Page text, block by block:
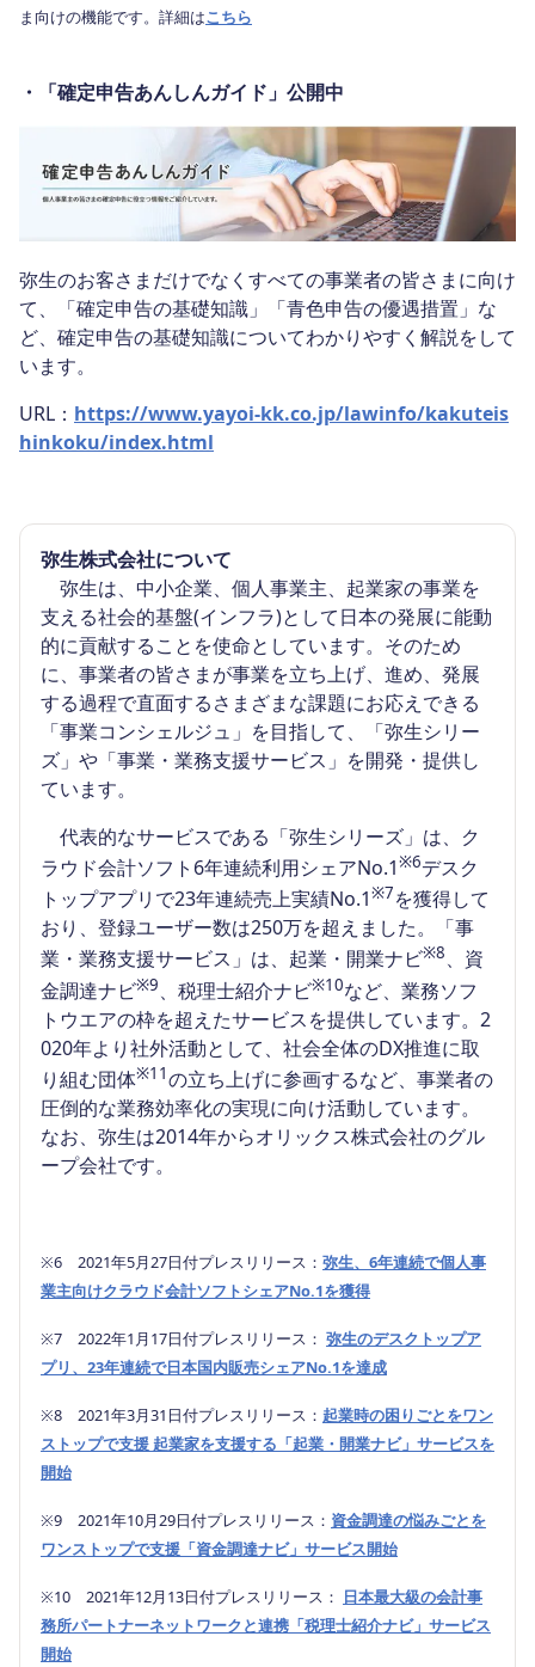
ま向けの機能です。詳細はこちら
・「確定申告あんしんガイド」公開中
弥生のお客さまだけでなくすべての事業者の皆さまに向け
て、「確定申告の基礎知識」「青色申告の優遇措置」な
ど、確定申告の基礎知識についてわかりやすく解説をして
います。
URL： https://www.yayoi-kk.co.jp/lawinfo/kakuteis
hinkoku/index.html
弥生株式会社について
弥生は、中小企業、個人事業主、起業家の事業を
支える社会的基盤(インフラ)として日本の発展に能動
的に貢献することを使命としています。そのため
に、事業者の皆さまが事業を立ち上げ、進め、発展
する過程で直面するさまざまな課題にお応えできる
「事業コンシェルジュ」を目指して、「弥生シリー
ズ」や「事業・業務支援サービス」を開発・提供し
ています。
代表的なサービスである「弥生シリーズ」は、ク
ラウド会計ソフト6年連続利用シェアNo.1※6デスク
トップアプリで23年連続売上実績No.1※7を獲得して
おり、登録ユーザー数は250万を超えました。「事
業・業務支援サービス」は、起業・開業ナビ※8、資
金調達ナビ※9、税理士紹介ナビ※10など、業務ソフ
トウエアの枠を超えたサービスを提供しています。2
020年より社外活動として、社会全体のDX推進に取
り組む団体※11の立ち上げに参画するなど、事業者の
圧倒的な業務効率化の実現に向け活動しています。
なお、弥生は2014年からオリックス株式会社のグル
ープ会社です。
※6 2021年5月27日付プレスリリース： 弥生、6年連続で個人事
業主向けクラウド会計ソフトシェアNo.1を獲得
※7 2022年1月17日付プレスリリース： 弥生のデスクトップア
プリ、23年連続で日本国内販売シェアNo.1を達成
※8 2021年3月31日付プレスリリース： 起業時の困りごとをワン
ストップで支援 起業家を支援する「起業・開業ナビ」サービスを
開始
※9 2021年10月29日付プレスリリース： 資金調達の悩みごとを
ワンストップで支援「資金調達ナビ」サービス開始
※10 2021年12月13日付プレスリリース： 日本最大級の会計事
務所パートナーネットワークと連携「税理士紹介ナビ」サービス
開始